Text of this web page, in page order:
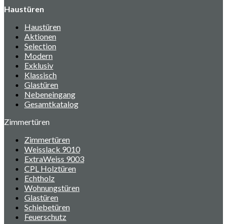
Haustüren
Haustüren
Aktionen
Selection
Modern
Exklusiv
Klassisch
Glastüren
Nebeneingang
Gesamtkatalog
Zimmertüren
Zimmertüren
Weisslack 9010
ExtraWeiss 9003
CPL Holztüren
Echtholz
Wohnungstüren
Glastüren
Schiebetüren
Feuerschutz